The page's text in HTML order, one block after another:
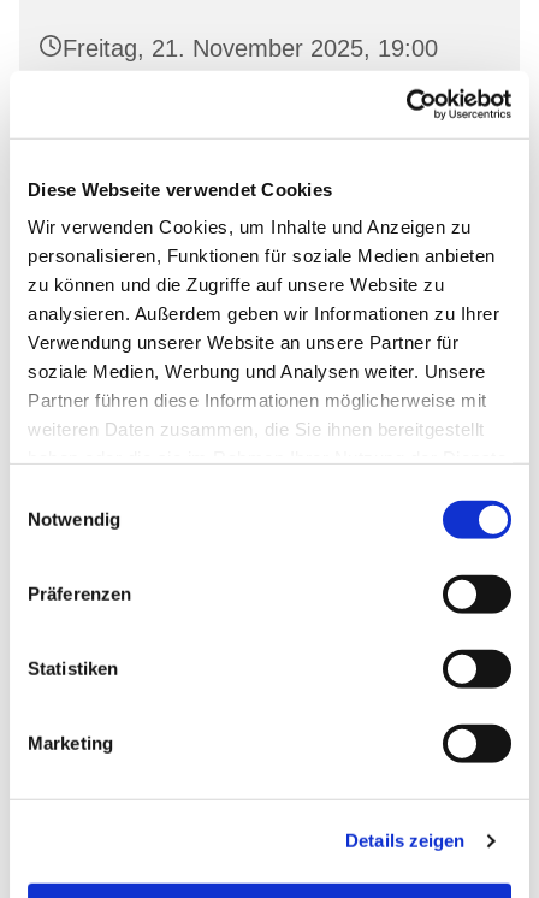
Diese Webseite verwendet Cookies
Wir verwenden Cookies, um Inhalte und Anzeigen zu
personalisieren, Funktionen für soziale Medien anbieten
zu können und die Zugriffe auf unsere Website zu
analysieren. Außerdem geben wir Informationen zu Ihrer
Verwendung unserer Website an unsere Partner für
soziale Medien, Werbung und Analysen weiter. Unsere
Partner führen diese Informationen möglicherweise mit
weiteren Daten zusammen, die Sie ihnen bereitgestellt
Notwendig
Präferenzen
Statistiken
Marketing
Details zeigen
Freitag, 21. November 2025, 19:00
Markt, 16269 Wriezen
Dies könnte Sie auch
interessieren